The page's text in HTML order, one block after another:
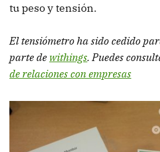
tu peso y tensión.
El tensiómetro ha sido cedido
parte de withings. Puedes
de relaciones con empresas